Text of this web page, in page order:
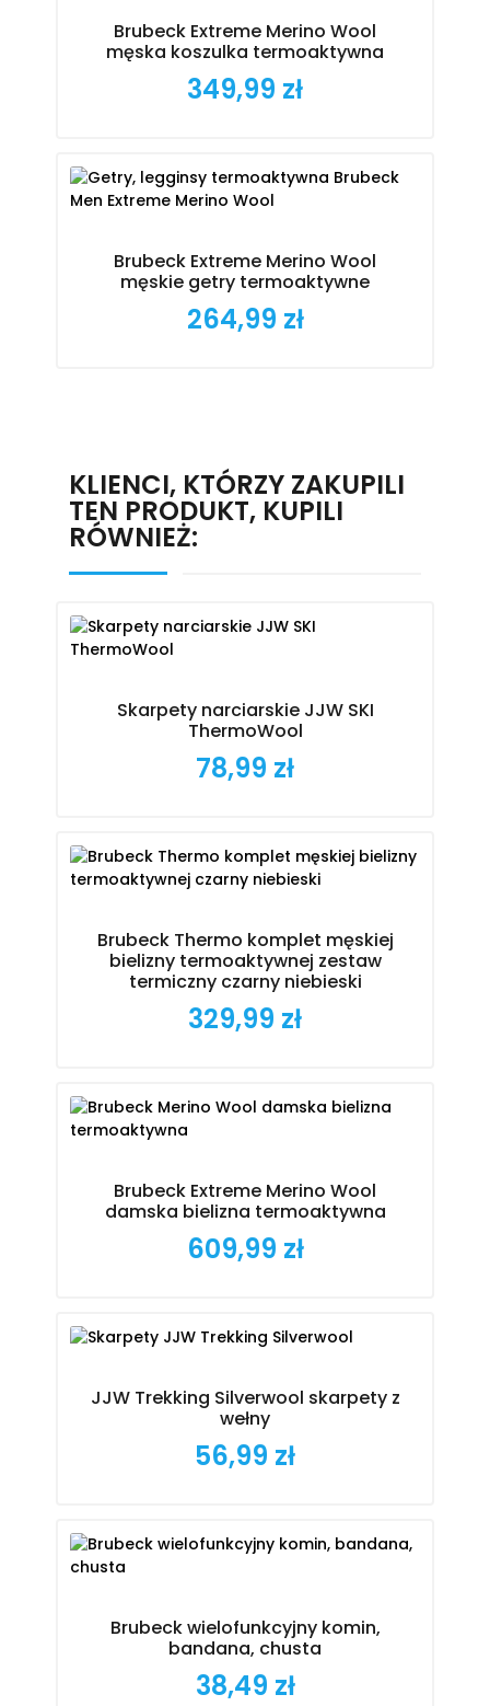
Brubeck Extreme Merino Wool
męska koszulka termoaktywna
Cena
349,99 zł
Brubeck Extreme Merino Wool
męskie getry termoaktywne
Cena
264,99 zł
KLIENCI, KTÓRZY ZAKUPILI
TEN PRODUKT, KUPILI
RÓWNIEŻ:
Skarpety narciarskie JJW SKI
ThermoWool
Cena
78,99 zł
Brubeck Thermo komplet męskiej
bielizny termoaktywnej zestaw
termiczny czarny niebieski
Cena
329,99 zł
Brubeck Extreme Merino Wool
damska bielizna termoaktywna
Cena
609,99 zł
JJW Trekking Silverwool skarpety z
wełny
Cena
56,99 zł
Brubeck wielofunkcyjny komin,
bandana, chusta
Cena
38,49 zł